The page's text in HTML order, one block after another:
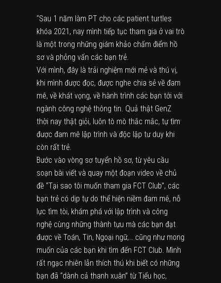
“Sau 1 năm làm PT cho các patient turtles
khóa 2021, nay mình tiếp tục tham gia ở vai trò
là một trong những giám khảo chấm điểm hồ
sơ và phỏng vấn các bạn trẻ.
Với mình, đây là trải nghiệm mới mẻ và thú vị,
khi mình được đọc, được nghe chia sẻ về đam
mê, về khát vọng, về hành trình các bạn tới với
ngành công nghệ thông tin. Quả thật GenZ
thời nay thật giỏi, luôn tò mò thắc mắc, tự tìm
được đam mê lập trình và độc lập tư duy khi
còn rất trẻ.
Bước vào vòng sơ tuyển hồ sơ, từ yêu cầu
soạn bài viết và quay một đoạn video về chủ
đề “Tại sao tôi muốn tham gia FCT Club”, các
bạn trẻ có dịp tự do thể hiện niềm đam mê, nỗ
lực tìm tòi, khám phá với lập trình và công
nghệ cùng những thành tựu mà các bạn đạt
được về Toán, Tin, Ngoại ngữ,… cũng như mong
muốn của các bạn khi tìm đến FCT Club. Mình
rất ngạc nhiên lẫn thích thú khi biết có những
bạn đã “dành cả thanh xuân” từ Tiểu học,